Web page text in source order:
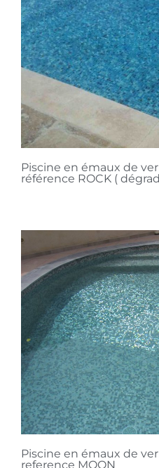
Piscine en émaux de
référence ROCK (
Piscine en émaux de
reference MOON